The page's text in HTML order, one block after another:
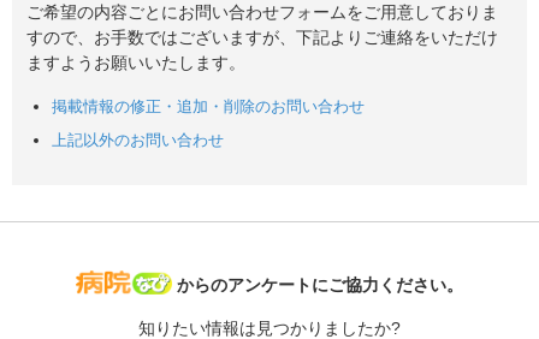
ご希望の内容ごとにお問い合わせフォームをご用意しておりま
すので、お手数ではございますが、下記よりご連絡をいただけ
ますようお願いいたします。
掲載情報の修正・追加・削除のお問い合わせ
上記以外のお問い合わせ
病院なび
からのアンケートにご協力ください。
知りたい情報は見つかりましたか?